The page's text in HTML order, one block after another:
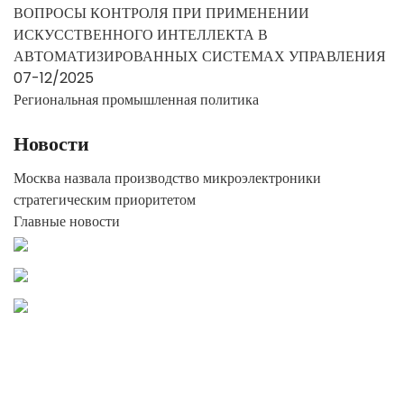
ВОПРОСЫ КОНТРОЛЯ ПРИ ПРИМЕНЕНИИ
ИСКУССТВЕННОГО ИНТЕЛЛЕКТА В
АВТОМАТИЗИРОВАННЫХ СИСТЕМАХ УПРАВЛЕНИЯ
07-12/2025
Региональная промышленная политика
Новости
Москва назвала производство микроэлектроники
стратегическим приоритетом
Главные новости